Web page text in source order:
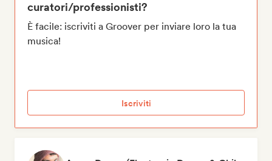
curatori/professionisti?
È facile: iscriviti a Groover per inviare loro la tua
musica!
Iscriviti